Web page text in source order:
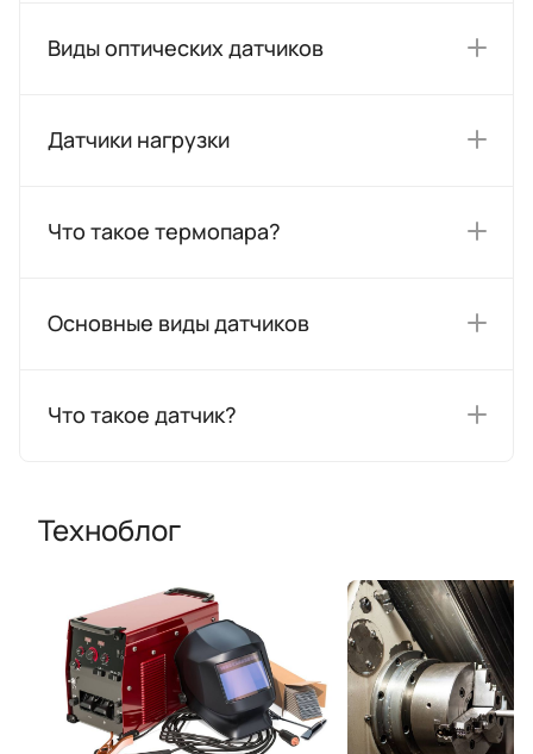
Виды оптических датчиков
Датчики нагрузки
Что такое термопара?
Основные виды датчиков
Что такое датчик?
Техноблог